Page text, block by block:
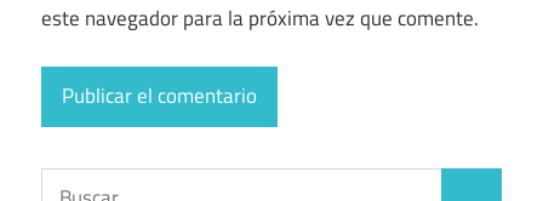
este navegador para la próxima vez que comente.
Buscar: